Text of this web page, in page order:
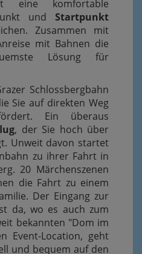
eine komfortable
und Startpunkt
Zusammen mit
mit Bahnen die
Lösung für
Schlossbergbahn
Sie auf direkten Weg
Ein überaus
, der Sie hoch über
Unweit davon startet
zu ihrer Fahrt in
20 Märchenszenen
die Fahrt zu einem
Der Eingang zur
da, wo es auch zum
bekannten "Dom im
Event-Location, geht
und bequem auf den